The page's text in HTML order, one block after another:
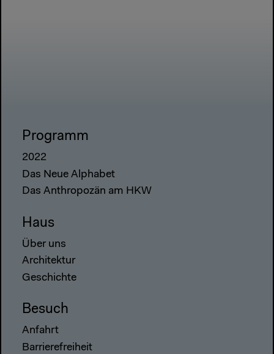
Programm
2022
Das Neue Alphabet
Das Anthropozän am HKW
Haus
Über uns
Architektur
Geschichte
Besuch
Anfahrt
Barrierefreiheit